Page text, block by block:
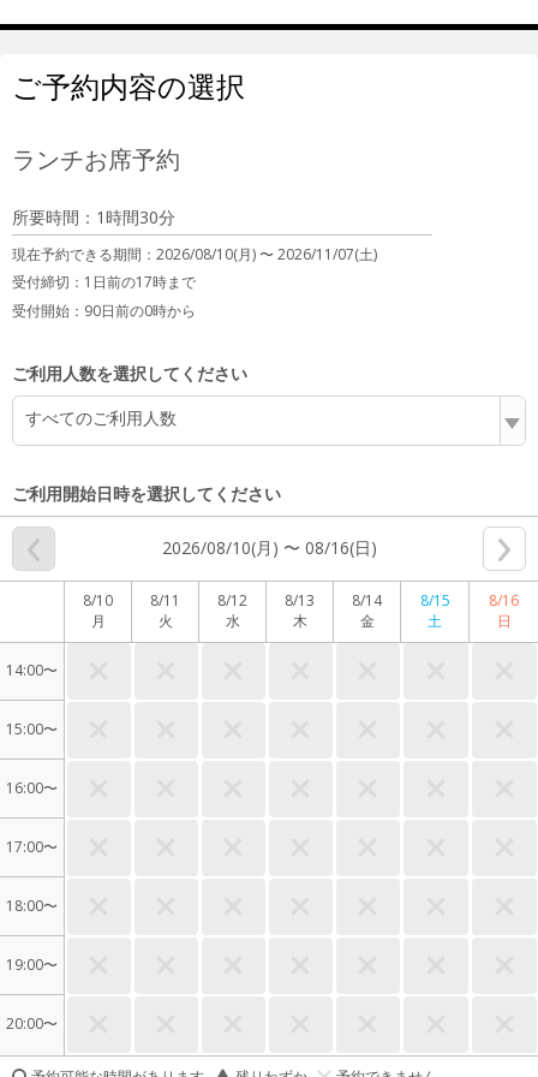
ご予約内容の選択
ランチお席予約
所要時間：1時間30分
現在予約できる期間： 2026/08/10(月) 〜2026/11/07(土)
受付締切： 1日前の17時まで
受付開始： 90日前の0時から
ご利用人数を選択してください
すべてのご利用人数
ご利用開始日時を選択してください
2026/08/10(月) 〜 08/16(日)
8/10
月
8/11
火
8/12
水
8/13
木
8/14
金
8/15
土
8/16
日
14:00〜
15:00〜
16:00〜
17:00〜
18:00〜
19:00〜
20:00〜